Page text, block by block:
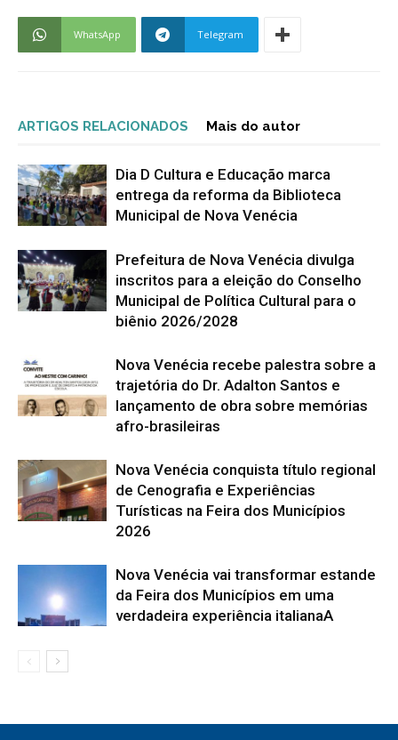
WhatsApp Telegram
ARTIGOS RELACIONADOS Mais do autor
Dia D Cultura e Educação marca
entrega da reforma da Biblioteca
Municipal de Nova Venécia
Prefeitura de Nova Venécia divulga
inscritos para a eleição do Conselho
Municipal de Política Cultural para o
biênio 2026/2028
Nova Venécia recebe palestra sobre a
trajetória do Dr. Adalton Santos e
lançamento de obra sobre memórias
afro-brasileiras
Nova Venécia conquista título regional
de Cenografia e Experiências
Turísticas na Feira dos Municípios
2026
Nova Venécia vai transformar estande
da Feira dos Municípios em uma
verdadeira experiência italianaA